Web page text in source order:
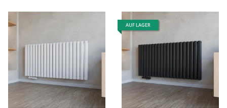
AUF LAGER